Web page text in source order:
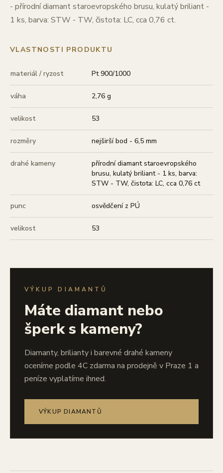
- přírodní diamant staroevropského brusu, kulatý briliant -
1 ks, barva: STW - TW, čistota: LC, cca 0,76 ct.
VLASTNOSTI PRODUKTU
materiál / ryzost Pt 900/1000
váha 2,76 g
velikost 53
rozměry nejširší bod - 6,5 mm
drahé kameny
přírodní diamant staroevropského
brusu, kulatý briliant - 1 ks, barva:
STW - TW, čistota: LC, cca 0,76 ct
punc osvědčení z PÚ
velikost 53
VÝKUP DIAMANTŮ
Máte diamant nebo
šperk s kameny?
Diamanty, brilianty i barevné drahé kameny
oceníme podle 4C zdarma na prodejně v Praze 1 a
peníze vyplatíme ihned.
VÝKUP DIAMANTŮ